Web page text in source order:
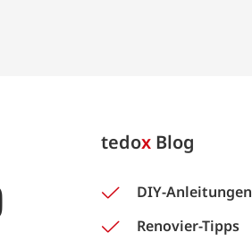
tedox Blog
DIY-Anleitungen
Renovier-Tipps